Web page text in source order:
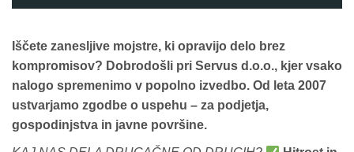
Iščete zanesljive mojstre, ki opravijo delo brez
kompromisov? Dobrodošli pri Servus d.o.o., kjer vsako
nalogo spremenimo v popolno izvedbo. Od leta 2007
ustvarjamo zgodbe o uspehu – za podjetja,
gospodinjstva in javne površine.